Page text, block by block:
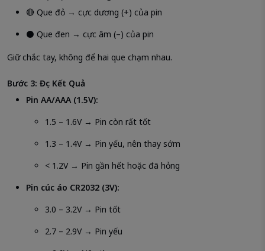
🔴 Que đỏ → cực dương (+) của pin
⚫ Que đen → cực âm (–) của pin
Giữ chắc tay, không để hai que chạm nhau.
Bước 3: Đọc Kết Quả
Pin AA/AAA (1.5V):
1.5 – 1.6V → Pin còn rất tốt
1.3 – 1.4V → Pin yếu, nên thay sớm
< 1.2V → Pin gần hết hoặc đã hỏng
Pin cúc áo CR2032 (3V):
3.0 – 3.2V → Pin tốt
2.7 – 2.9V → Pin yếu